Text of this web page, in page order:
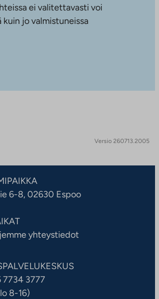
ei valitettavasti voi
jo valmistuneissa
Versio 260713.2005
6-8, 02630 Espoo
yhteystiedot
7734 3777
8-16)